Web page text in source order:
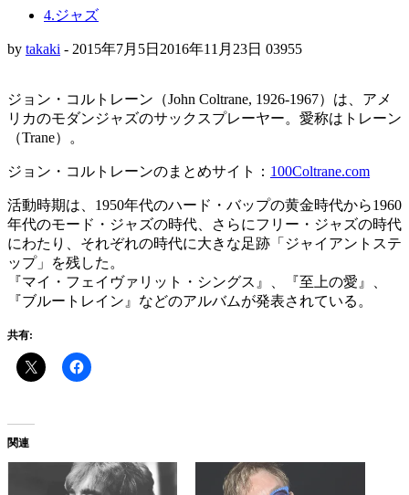
4.ジャズ
by takaki - 2015年7月5日 2016年11月23日 03955
ジョン・コルトレーン（John Coltrane, 1926-1967）は、アメ
リカのモダンジャズのサックスプレーヤー。愛称はトレーン
（Trane）。
ジョン・コルトレーンのまとめサイト： 100Coltrane.com
活動時期は、1950年代のハード・バップの黄金時代から1960
年代のモード・ジャズの時代、さらにフリー・ジャズの時代
にわたり、それぞれの時代に大きな足跡「ジャイアントステ
ップ」を残した。
『マイ・フェイヴァリット・シングス』、『至上の愛』、
『ブルートレイン』などのアルバムが発表されている。
共有:
関連